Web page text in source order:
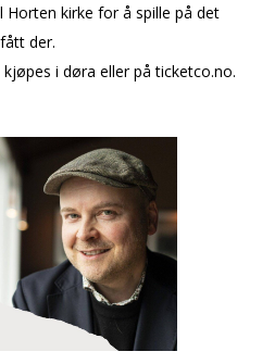
kirke for å spille på det
der.
i døra eller på ticketco.no.